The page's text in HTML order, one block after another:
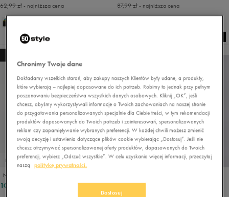
62,99 zł- najniższa cena 87,99 zł- najniższa cena
PRODUKT SPECJALNY
NIKE CZAPKA U NK DF CLUB U CB MTSWSH
107,99 zł 149,99 zł
Chronimy Twoje dane
Dokładamy wszelkich starań, aby zakupy naszych Klientów były udane, a produkty,
które wybierają – najlepiej dopasowane do ich potrzeb. Robimy to jednak przy pełnym
poszanowaniu bezpieczeństwa wszystkich danych osobowych. Kliknij „OK”, jeśli
chcesz, abyśmy wykorzystywali informacje o Twoich zachowaniach na naszej stronie
do przygotowania personalizowanych specjalnie dla Ciebie treści, w tym rekomendacji
produktów dopasowanych do Twoich potrzeb i zainteresowań, spersonalizowanych
reklam czy zapamiętywanie wybranych preferencji. W każdej chwili możesz zmienić
swoją decyzję i ustawienia dotyczące plików cookie wybierając „Dostosuj”. Jeśli nie
chcesz otrzymywać spersonalizowanej oferty produktów, dopasowanych do Twoich
preferencji, wybierz „Odrzuć wszystkie”. W celu uzyskania więcej informacji, przeczytaj
naszą
politykę prywatności.
Dostosuj